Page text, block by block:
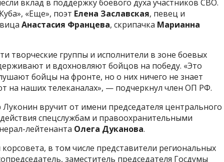
вклад в поддержку боевого духа участников СВО.
«Еще», поэт Елена Заславская, певец и
Анастасия Францева, скрипачка Марианна
творческие группы и исполнители в зоне боевых
и вдохновляют бойцов на победу. «Это
бойцы на фронте, но о них ничего не знает
на наших телеканалах», — подчеркнул член ОП РФ.
вручит от имени председателя центрального
спецслужбам и правоохранительными
лейтенанта Олега Дуканова.
в том числе представители региональных
заместитель председателя Госдумы